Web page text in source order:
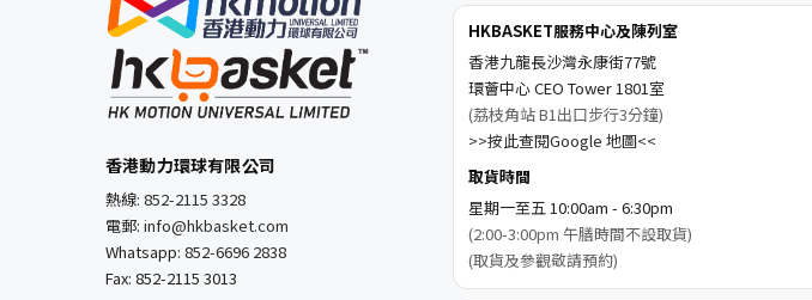
香港動力環球有限公司
熱線: 852-2115 3328
電郵: info@hkbasket.com
Whatsapp: 852-6696 2838
Fax: 852-2115 3013
HKBASKET服務中心及陳列室
香港九龍長沙灣永康街77號
環薈中心 CEO Tower 1801室
(荔枝角站 B1出口步行3分鐘)
>>按此查閱Google 地圖<<
取貨時間
星期一至五 10:00am - 6:30pm
(2:00-3:00pm 午膳時間不設取貨)
(取貨及參觀敬請預約)